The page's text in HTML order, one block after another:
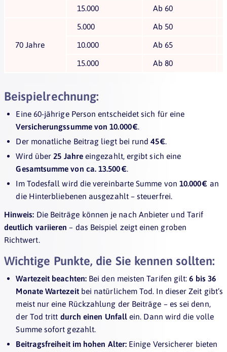
15.000
Ab 60
70 Jahre
5.000
Ab 50
10.000
Ab 65
15.000
Ab 80
Beispielrechnung:
Eine 60-jährige Person entscheidet sich für eine
Versicherungssumme von 10.000 €.
Der monatliche Beitrag liegt bei rund45 €.
Wird über25 Jahreeingezahlt, ergibt sich eine
Gesamtsumme von ca. 13.500 €.
Im Todesfall wird die vereinbarte Summe von 10.000 € an
die Hinterbliebenen ausgezahlt – steuerfrei.
Hinweis: Die Beiträge können je nach Anbieter und Tarif
deutlich variieren – das Beispiel zeigt einen groben
Richtwert.
Wichtige Punkte, die Sie kennen sollten:
Wartezeit beachten: Bei den meisten Tarifen gilt:6 bis 36
Monate Wartezeitbei natürlichem Tod. In dieser Zeit gibt’s
meist nur eine Rückzahlung der Beiträge – es sei denn,
der Tod tritt durch einen Unfall ein. Dann wird die volle
Summe sofort gezahlt.
Beitragsfreiheit im hohen Alter: Einige Versicherer bieten